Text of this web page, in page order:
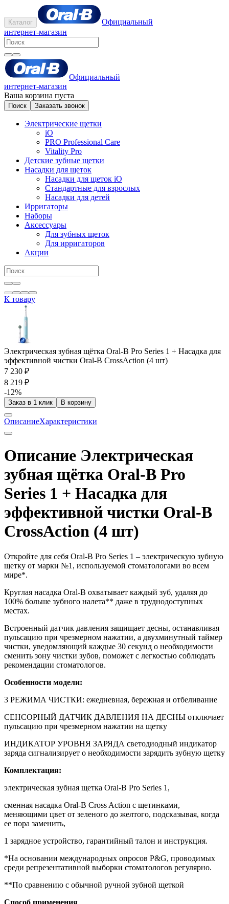
Каталог
Официальный
интернет-магазин
Официальный
интернет-магазин
Ваша корзина пуста
Поиск Заказать звонок
Электрические щетки
iO
PRO Professional Care
Vitality Pro
Детские зубные щетки
Насадки для щеток
Насадки для щеток iO
Стандартные для взрослых
Насадки для детей
Ирригаторы
Наборы
Аксессуары
Для зубных щеток
Для ирригаторов
Акции
К товару
Электрическая зубная щётка Oral-B Pro Series 1 + Насадка для
эффективной чистки Oral-B CrossAction (4 шт)
7 230 ₽
8 219 ₽
-12%
Заказ в 1 клик В корзину
ОписаниеХарактеристики
Описание Электрическая
зубная щётка Oral-B Pro
Series 1 + Насадка для
эффективной чистки Oral-B
CrossAction (4 шт)
Откройте для себя Oral-B Pro Series 1 – электрическую зубную
щетку от марки №1, используемой стоматологами во всем
мире*.
Круглая насадка Oral-B охватывает каждый зуб, удаляя до
100% больше зубного налета** даже в труднодоступных
местах.
Встроенный датчик давления защищает десны, останавливая
пульсацию при чрезмерном нажатии, а двухминутный таймер
чистки, уведомляющий каждые 30 секунд о необходимости
сменить зону чистки зубов, поможет с легкостью соблюдать
рекомендации стоматологов.
Особенности модели:
3 РЕЖИМА ЧИСТКИ: ежедневная, бережная и отбеливание
СЕНСОРНЫЙ ДАТЧИК ДАВЛЕНИЯ НА ДЕСНЫ отключает
пульсацию при чрезмерном нажатии на щетку
ИНДИКАТОР УРОВНЯ ЗАРЯДА светодиодный индикатор
заряда сигнализирует о необходимости зарядить зубную щетку
Комплектация:
электрическая зубная щетка Oral-B Pro Series 1,
сменная насадка Oral-B Cross Action с щетинками,
меняющими цвет от зеленого до желтого, подсказывая, когда
ее пора заменить,
1 зарядное устройство, гарантийный талон и инструкция.
*На основании международных опросов P&G, проводимых
среди репрезентативной выборки стоматологов регулярно.
**По сравнению с обычной ручной зубной щеткой
Способ применения